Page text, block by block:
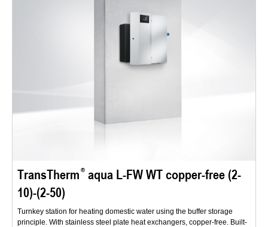
TransTherm aqua L-FW WT copper-free (2-
10)-(2-50)
Turnkey station for heating domestic water using the buffer storage
principle. With stainless steel plate heat exchangers, copper-free. Built-